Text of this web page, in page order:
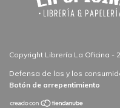
Copyright Librería La Oficina -
Defensa de las y los
Botón de arrepentimiento